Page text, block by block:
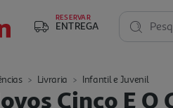
RESERVAR
ENTREGA
Livraria Infantil e Juvenil
Cinco E